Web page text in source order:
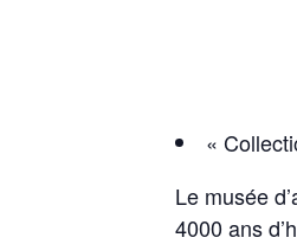
«
Le musée
4000 ans